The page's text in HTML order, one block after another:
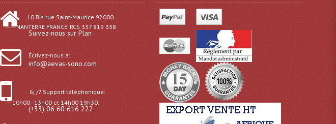
10 Bis rue Saint-Maurice 92000
----- NANTERRE FRANCE. RCS 337 819 338
Suivez-nous sur Plan
Écrivez-nous à:
info@aevas-sono.com
6j /7 Support téléphonique:
--- 10h00 - 13h00 et 14h00 19h30.
(+33) 06 60 616 222